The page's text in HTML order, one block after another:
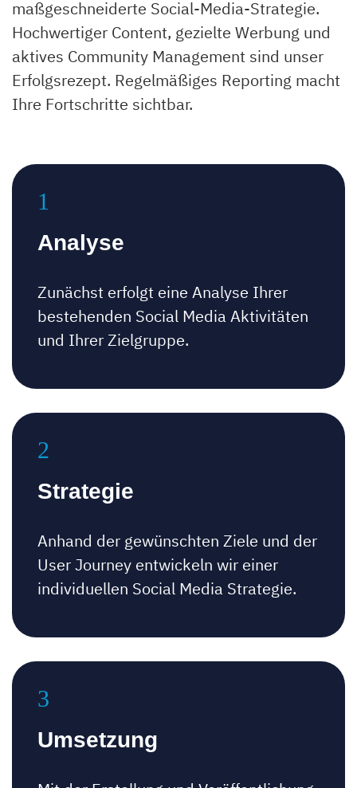
maßgeschneiderte Social-Media-Strategie.
Hochwertiger Content, gezielte Werbung und
aktives Community Management sind unser
Erfolgsrezept. Regelmäßiges Reporting macht
Ihre Fortschritte sichtbar.
Analyse
Zunächst erfolgt eine Analyse Ihrer
bestehenden Social Media Aktivitäten
und Ihrer Zielgruppe.
Strategie
Anhand der gewünschten Ziele und der
User Journey entwickeln wir einer
individuellen Social Media Strategie.
Umsetzung